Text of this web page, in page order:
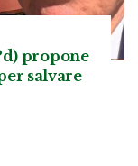
propone
salvare